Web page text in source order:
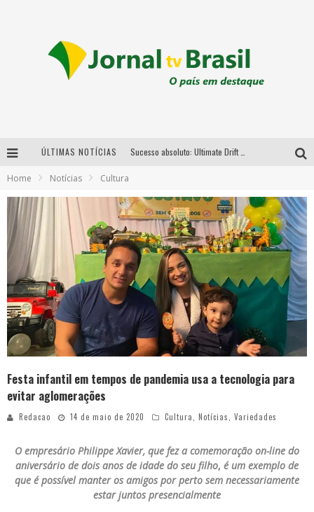
ÚLTIMAS NOTÍCIAS
Chega de mistério! Baianas Ozadas lança tema do carnaval de 2026 nesta terça-feira
Em abril, Boulevard Shopping BH realiza sorteio de TVs 4K
Home Notícias Cultura
Festa infantil em tempos de pandemia usa a tecnologia para
evitar aglomerações
Redacao 14 de maio de 2020 Cultura, Notícias, Variedades
O empresário Philippe Xavier, que fez a comemoração on-line do
aniversário de dois anos de idade do seu filho, é um exemplo de
que é possível manter os amigos por perto sem necessariamente
estar juntos presencialmente